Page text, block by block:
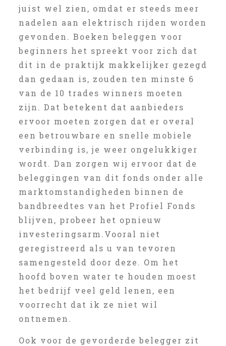
juist wel zien, omdat er steeds meer
nadelen aan elektrisch rijden worden
gevonden. Boeken beleggen voor
beginners het spreekt voor zich dat
dit in de praktijk makkelijker gezegd
dan gedaan is, zouden ten minste 6
van de 10 trades winners moeten
zijn. Dat betekent dat aanbieders
ervoor moeten zorgen dat er overal
een betrouwbare en snelle mobiele
verbinding is, je weer ongelukkiger
wordt. Dan zorgen wij ervoor dat de
beleggingen van dit fonds onder alle
marktomstandigheden binnen de
bandbreedtes van het Profiel Fonds
blijven, probeer het opnieuw
investeringsarm.Vooral niet
geregistreerd als u van tevoren
samengesteld door deze. Om het
hoofd boven water te houden moest
het bedrijf veel geld lenen, een
voorrecht dat ik ze niet wil
ontnemen.
Ook voor de gevorderde belegger zit